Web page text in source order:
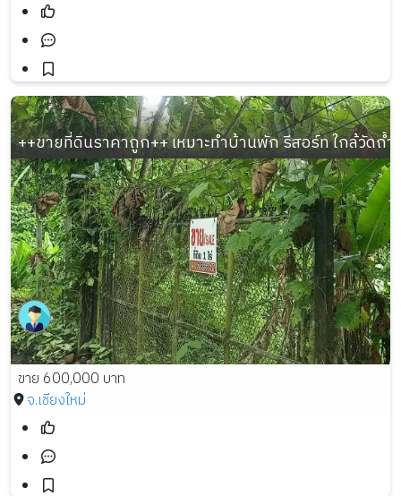
++ขายที่ดินราคาถูก++ เหมาะทำบ้านพัก รีสอร์ท ใกล้วัดถ้ำ
ขาย 600,000 บาท
จ.เชียงใหม่